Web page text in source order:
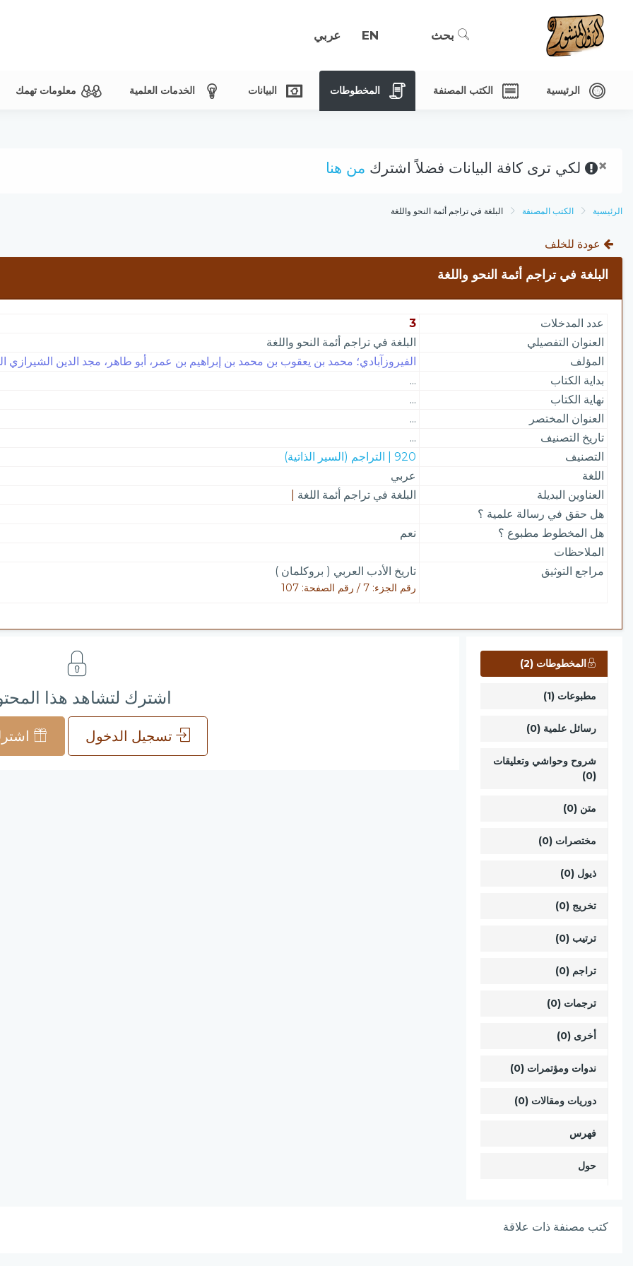
بحث EN عربي
الرئيسية الكتب المصنفة المخطوطات البيانات الخدمات العلمية معلومات تهمك
× لكي ترى كافة البيانات فضلاً اشترك من هنا
الرئيسية الكتب المصنفة البلغة في تراجم أئمة النحو واللغة
عودة للخلف
البلغة في تراجم أئمة النحو واللغة
عدد المدخلات
3
العنوان التفصيلي
البلغة في تراجم أئمة النحو واللغة
المؤلف
الفيروزآبادي؛ محمد بن يعقوب بن محمد بن إبراهيم بن عمر، أبو طاهر، مجد الدين الشيرازي
بداية الكتاب
...
نهاية الكتاب
...
العنوان المختصر
...
تاريخ التصنيف
...
التصنيف
920 | التراجم (السير الذاتية)
اللغة
عربي
العناوين البديلة
البلغة في تراجم أئمة اللغة
هل حقق في رسالة علمية ؟
هل المخطوط مطبوع ؟
نعم
الملاحظات
مراجع التوثيق
تاريخ الأدب العربي ( بروكلمان )
رقم الجزء: 7 / رقم الصفحة: 107
المخطوطات (2)
مطبوعات (1)
رسائل علمية (0)
شروح وحواشي وتعليقات
(0)
متن (0)
مختصرات (0)
ذيول (0)
تخريج (0)
ترتيب (0)
تراجم (0)
ترجمات (0)
أخرى (0)
ندوات ومؤتمرات (0)
دوريات ومقالات (0)
فهرس
حول
اشترك لتشاهد هذا
تسجيل الدخول
كتب مصنفة ذات علاقة